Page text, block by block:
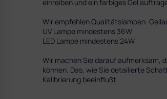
einreiben und ein farbiges Gel
Wir empfehlen Qualitätslampen.
UV Lampe mindestens 36W
LED Lampe mindestens 24W
Wir machen Sie darauf aufmerksam,
können. Das, wie Sie detailierte
Kalibrierung beeinflußt.